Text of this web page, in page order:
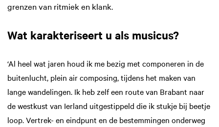
grenzen van ritmiek en klank.
Wat karakteriseert u als musicus?
‘Al heel wat jaren houd ik me bezig met componeren in de
buitenlucht, plein air composing, tijdens het maken van
lange wandelingen. Ik heb zelf een route van Brabant naar
de westkust van Ierland uitgestippeld die ik stukje bij beetje
loop. Vertrek- en eindpunt en de bestemmingen onderweg